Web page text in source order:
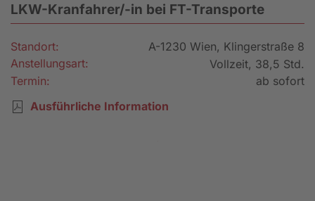
LKW-Kranfahrer/-in bei FT-Transporte
Standort:
A-1230 Wien, Klingerstraße 8
Anstellungsart:
Vollzeit, 38,5 Std.
Termin:
ab sofort
Ausführliche Information